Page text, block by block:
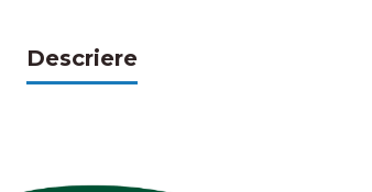
Descriere